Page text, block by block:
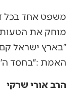
‬האמת‭: ‬״בחסד ה׳ הוקם העם היהודי״.
הרב אורי שרקי